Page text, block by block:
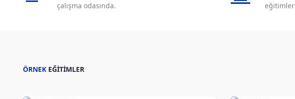
çalışma odasında.
eğitimler
ÖRNEK EĞİTİMLER